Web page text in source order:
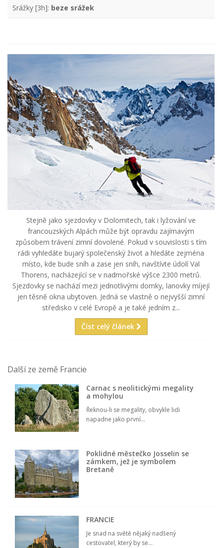
Srážky [3h]: beze srážek
Stejně jako sjezdovky v Dolomitech, tak i lyžování ve
francouzských Alpách může být opravdu zajímavým
způsobem trávení zimní dovolené. Pokud v souvislosti s tím
rádi vyhledáte bujarý společenský život a hledáte zejména
místo, kde bude sníh a zase jen sníh, navštívte údolí Val
Thorens, nacházející se v nadmořské výšce 2300 metrů.
Sjezdovky se nachází mezi jednotlivými domky, lanovky míjejí
jen těsně okna ubytoven. Jedná se vlastně o nejvyšší zimní
středisko v celé Evropě a je také jedním z...
Číst celý článek
Další ze země Francie
Carnac s neolitickými megality
a mohylou
Řeknou-li se megality, obvykle lidi
napadne jako první...
Poklidné městečko Josselin se
zámkem, jež je symbolem
Bretaně
FRANCIE
Je snad na světě nějaký nadšený
cestovatel, který by se...